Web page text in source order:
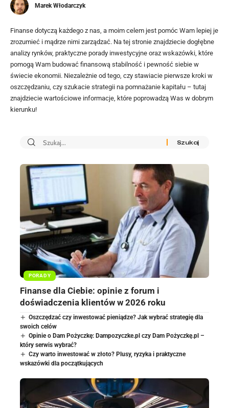
Marek Włodarczyk
Finanse dotyczą każdego z nas, a moim celem jest pomóc Wam lepiej je
zrozumieć i mądrze nimi zarządzać. Na tej stronie znajdziecie dogłębne
analizy rynków, praktyczne porady inwestycyjne oraz wskazówki, które
pomogą Wam budować finansową stabilność i pewność siebie w
świecie ekonomii. Niezależnie od tego, czy stawiacie pierwsze kroki w
oszczędzaniu, czy szukacie strategii na pomnażanie kapitału – tutaj
znajdziecie wartościowe informacje, które poprowadzą Was w dobrym
kierunku!
PORADY
Finanse dla Ciebie: opinie z forum i
doświadczenia klientów w 2026 roku
Oszczędzać czy inwestować pieniądze? Jak wybrać strategię dla
swoich celów
Opinie o Dam Pożyczkę: Dampozyczke.pl czy Dam Pożyczkę.pl –
który serwis wybrać?
Czy warto inwestować w złoto? Plusy, ryzyka i praktyczne
wskazówki dla początkujących